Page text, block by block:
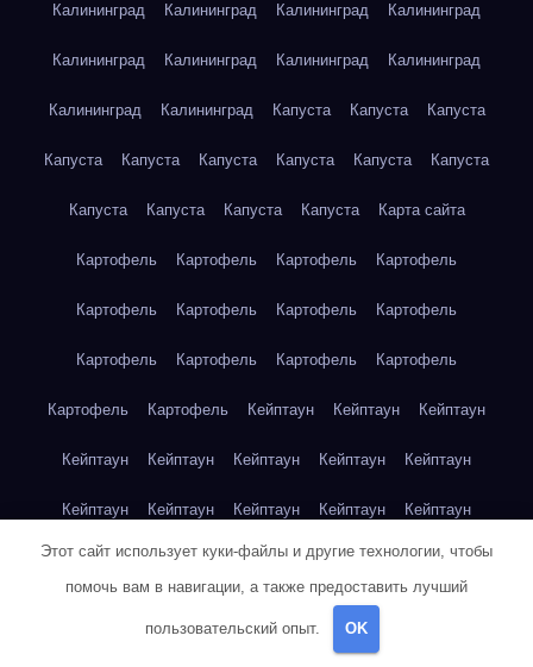
Калининград Калининград Калининград Калининград
Калининград Калининград Калининград Калининград
Калининград Калининград Капуста Капуста Капуста
Капуста Капуста Капуста Капуста Капуста Капуста
Капуста Капуста Капуста Капуста Карта сайта
Картофель Картофель Картофель Картофель
Картофель Картофель Картофель Картофель
Картофель Картофель Картофель Картофель
Картофель Картофель Кейптаун Кейптаун Кейптаун
Кейптаун Кейптаун Кейптаун Кейптаун Кейптаун
Кейптаун Кейптаун Кейптаун Кейптаун Кейптаун
Кейптаун Кейптаун Кейптаун Кейптаун Кейптаун
Клубника
Красноярск
Этот сайт использует куки-файлы и другие технологии, чтобы
помочь вам в навигации, а также предоставить лучший
пользовательский опыт. OK